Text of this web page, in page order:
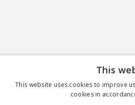
This
This website uses cookies to improve
cookies in